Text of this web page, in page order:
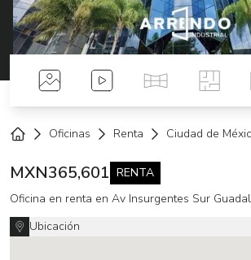
Fotos Videos Tour VirtualPlanos
Oficinas Renta Ciudad de
MXN365,601 RENTA
Oficina en renta en Av Insurgentes Sur
Ubicación